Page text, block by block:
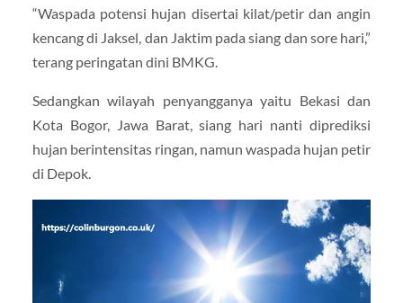
“Waspada potensi hujan disertai kilat/petir dan angin
kencang di Jaksel, dan Jaktim pada siang dan sore hari,”
terang peringatan dini BMKG.
Sedangkan wilayah penyangganya yaitu Bekasi dan
Kota Bogor, Jawa Barat, siang hari nanti diprediksi
hujan berintensitas ringan, namun waspada hujan petir
di Depok.